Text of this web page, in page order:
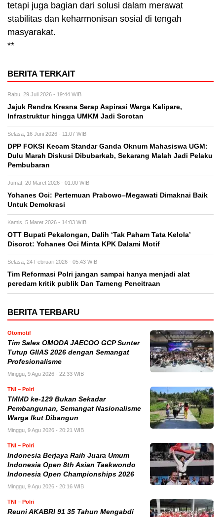
tetapi juga bagian dari solusi dalam merawat
stabilitas dan keharmonisan sosial di tengah
masyarakat.
**
BERITA TERKAIT
Rabu, 29 Juli 2026 - 19:44 WIB
Jajuk Rendra Kresna Serap Aspirasi Warga Kalipare,
Infrastruktur hingga UMKM Jadi Sorotan
Selasa, 16 Juni 2026 - 11:07 WIB
DPP FOKSI Kecam Standar Ganda Oknum Mahasiswa UGM:
Dulu Marah Diskusi Dibubarkab, Sekarang Malah Jadi Pelaku
Pembubaran
Jumat, 20 Maret 2026 - 01:00 WIB
Yohanes Oci: Pertemuan Prabowo–Megawati Dimaknai Baik
Untuk Demokrasi
Kamis, 5 Maret 2026 - 14:03 WIB
OTT Bupati Pekalongan, Dalih ‘Tak Paham Tata Kelola’
Disorot: Yohanes Oci Minta KPK Dalami Motif
Selasa, 24 Februari 2026 - 05:43 WIB
Tim Reformasi Polri jangan sampai hanya menjadi alat
peredam kritik publik Dan Tameng Pencitraan
BERITA TERBARU
Otomotif
Tim Sales OMODA JAECOO GCP Sunter
Tutup GIIAS 2026 dengan Semangat
Profesionalisme
Minggu, 9 Agu 2026 - 22:33 WIB
TNI – Polri
TMMD ke-129 Bukan Sekadar
Pembangunan, Semangat Nasionalisme
Warga Ikut Dibangun
Minggu, 9 Agu 2026 - 20:21 WIB
TNI – Polri
Indonesia Berjaya Raih Juara Umum
Indonesia Open 8th Asian Taekwondo
Indonesia Open Championships 2026
Minggu, 9 Agu 2026 - 20:16 WIB
TNI – Polri
Reuni AKABRI 91 35 Tahun Mengabdi